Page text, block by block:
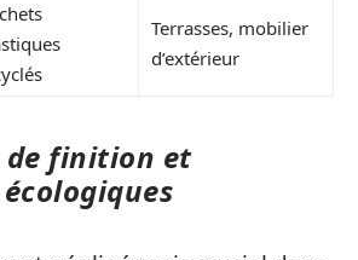
Terrasses, mobilier
d’extérieur
de finition et